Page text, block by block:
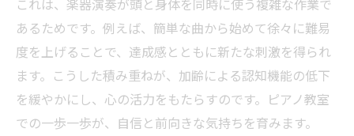
説
ピアノ教室で広がる世代を超えた音楽の輪
シニアも楽しめるピアノ教室のカリキュラ
ム
ピアノ教室が初心者シニアに選ばれる理由
これは、楽器演奏が頭と身体を同時に使う複雑な作業で
あるためです。例えば、簡単な曲から始めて徐々に難易
度を上げることで、達成感とともに新たな刺激を得られ
ます。こうした積み重ねが、加齢による認知機能の低下
を緩やかにし、心の活力をもたらすのです。ピアノ教室
での一歩一歩が、自信と前向きな気持ちを育みます。